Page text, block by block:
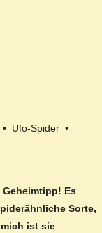
Ufo-Spider •
Geheimtipp! Es
Sorte,
ist sie